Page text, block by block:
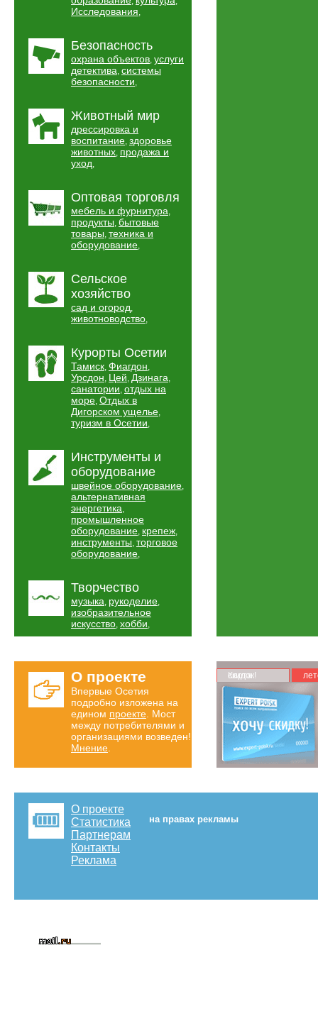
Исследования,
Безопасность
охрана объектов, услуги
детектива, системы
безопасности,
Животный мир
дрессировка и
воспитание, здоровье
животных, продажа и
уход,
Оптовая торговля
мебель и фурнитура,
продукты, бытовые
товары, техника и
оборудование,
Сельское
хозяйство
сад и огород,
животноводство,
Курорты Осетии
Тамиск, Фиагдон,
Урсдон, Цей, Дзинага,
санатории, отдых на
море, Отдых в
Дигорском ущелье,
туризм в Осетии,
Инструменты и
оборудование
швейное оборудование,
альтернативная
энергетика,
промышленное
оборудование, крепеж,
инструменты, торговое
оборудование,
Творчество
музыка, рукоделие,
изобразительное
искусство, хобби,
О проекте
Впервые Осетия
подробно изложена на
едином проекте . Мост
между потребителями и
организациями возведен!
Мнение
Карта скидок!
О проекте
Статистика
Партнерам
Контакты
Реклама
на правах рекламы